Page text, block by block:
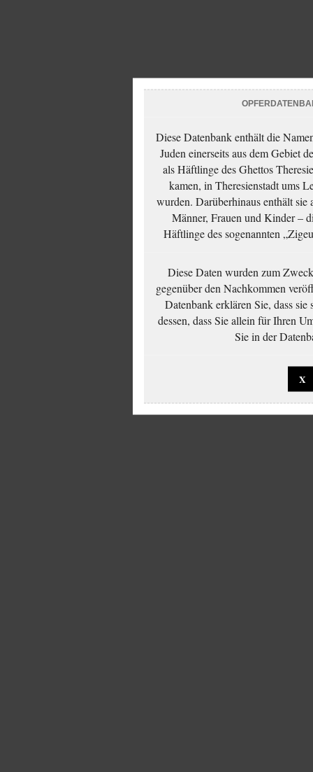
Diese Datenbank enthält die
Juden einerseits aus dem Gebiet
als Häftlinge des Ghettos
kamen, in Theresienstadt ums
wurden. Darüberhinaus enthält
Männer, Frauen und Kinder –
Häftlinge des sogenannten
Diese Daten wurden zum
gegenüber den Nachkommen
Datenbank erklären Sie, dass sie
dessen, dass Sie allein für Ihren
Sie in der
X